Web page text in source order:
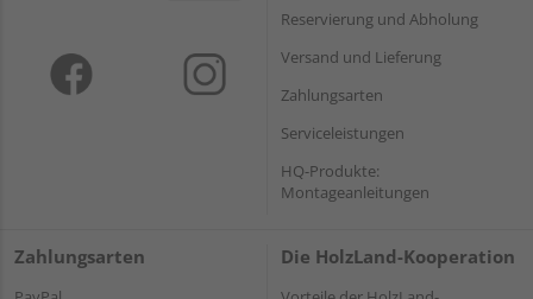
Reservierung und Abholung
Versand und Lieferung
Zahlungsarten
Serviceleistungen
HQ-Produkte:
Montageanleitungen
Zahlungsarten Die HolzLand-Kooperation